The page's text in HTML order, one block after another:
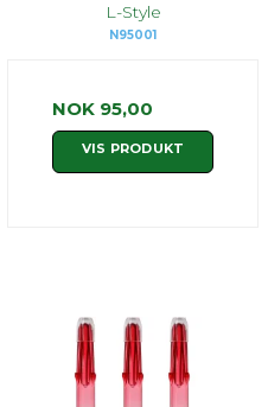
L-Style
N95001
NOK 95,00
VIS PRODUKT